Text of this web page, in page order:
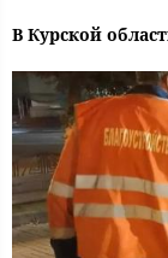
В Курской